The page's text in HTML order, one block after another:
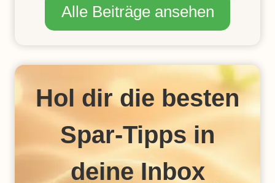
N
T
P
Z
I
R
T
E
U
T
G
Alle Beiträge ansehen
Hol dir die besten
Spar-Tipps in
deine Inbox